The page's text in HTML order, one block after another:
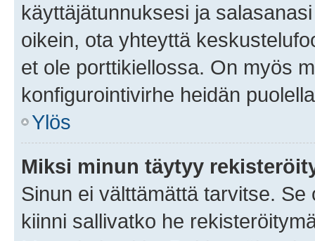
käyttäjätunnuksesi ja
oikein, ota yhteyttä
et ole porttikiellossa. On myös
konfigurointivirhe heidän
Ylös
Miksi minun täytyy
Sinun ei välttämättä tarvitse.
kiinni sallivatko he